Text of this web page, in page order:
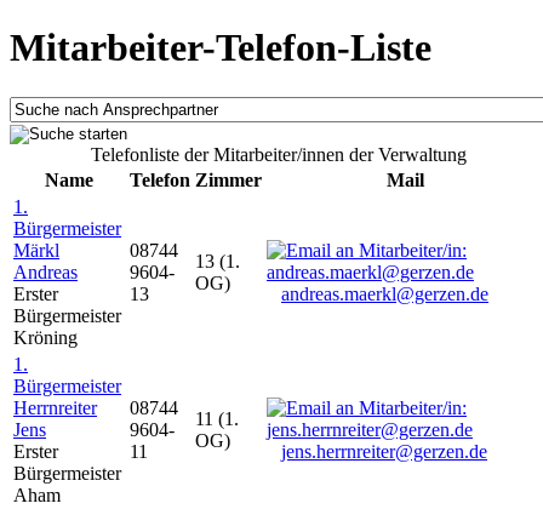
Mitarbeiter-Telefon-Liste
Telefonliste der Mitarbeiter/innen der Verwaltung
Name
Telefon Zimmer
Mail
1.
Bürgermeister
Märkl
Andreas
Erster
Bürgermeister
Kröning
08744
9604-
13
13 (1.
OG)
andreas.maerkl@gerzen.de
1.
Bürgermeister
Herrnreiter
Jens
Erster
Bürgermeister
Aham
08744
9604-
11
11 (1.
OG)
jens.herrnreiter@gerzen.de